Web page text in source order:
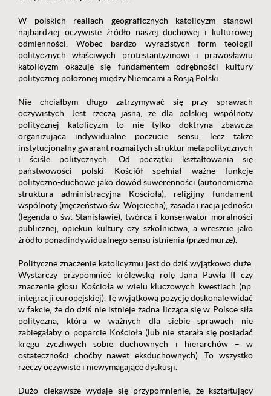
W polskich realiach geograficznych katolicyzm stanowi
najbardziej oczywiste źródło naszej duchowej i kulturowej
odmienności. Wobec bardzo wyrazistych form teologii
politycznych właściwych protestantyzmowi i prawosławiu
katolicyzm okazuje się fundamentem odrębności kultury
politycznej położonej między Niemcami a Rosją Polski.
Nie chciałbym długo zatrzymywać się przy sprawach
oczywistych. Jest rzeczą jasną, że dla polskiej wspólnoty
politycznej katolicyzm to nie tylko doktryna zbawcza
organizująca indywidualne poczucie sensu, lecz także
instytucjonalny gwarant rozmaitych struktur metapolitycznych
i ściśle politycznych. Od początku kształtowania się
państwowości polski Kościół spełniał ważne funkcje
polityczno-duchowe jako dowód suwerenności (autonomiczna
struktura administracyjna Kościoła), religijny fundament
wspólnoty (męczeństwo św. Wojciecha), zasada i racja jedności
(legenda o św. Stanisławie), twórca i konserwator moralności
publicznej, opiekun kultury czy szkolnictwa, a wreszcie jako
źródło ponadindywidualnego sensu istnienia (przedmurze).
Polityczne znaczenie katolicyzmu jest do dziś wyjątkowo duże.
Wystarczy przypomnieć królewską rolę Jana Pawła II czy
znaczenie głosu Kościoła w wielu kluczowych kwestiach (np.
integracji europejskiej). Tę wyjątkową pozycję doskonale widać
w fakcie, że do dziś nie istnieje żadna licząca się w Polsce siła
polityczna, która w ważnych dla siebie sprawach nie
zabiegałaby o poparcie Kościoła (lub nie starała się posiadać
kręgu życzliwych sobie duchownych i hierarchów – w
ostateczności choćby nawet eksduchownych). To wszystko
rzeczy oczywiste i niewymagające dyskusji.
Dużo ciekawsze wydaje się przypomnienie, że kształtujący